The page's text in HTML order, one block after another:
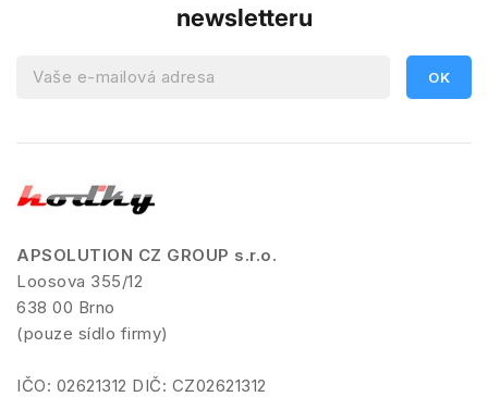
newsletteru
APSOLUTION CZ GROUP s.r.o.
Loosova 355/12
638 00 Brno
(pouze sídlo firmy)
IČO: 02621312 DIČ: CZ02621312